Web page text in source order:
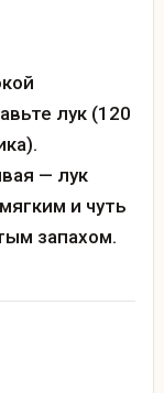
лук (120
— лук
и чуть
запахом.